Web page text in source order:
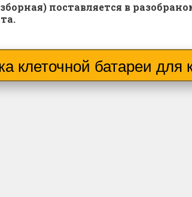
поставляется в
клеточной батареи для